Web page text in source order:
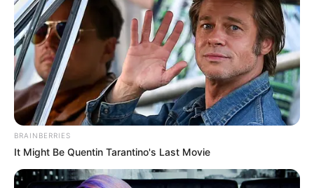
BRAINBERRIES
It Might Be Quentin Tarantino's Last Movie